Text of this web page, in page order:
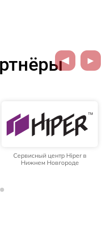
Сервисный центр Hiper в
Нижнем Новгороде